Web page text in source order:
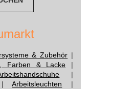
& Zubehör |
Farben & Lacke |
|
Arbeitsleuchten |